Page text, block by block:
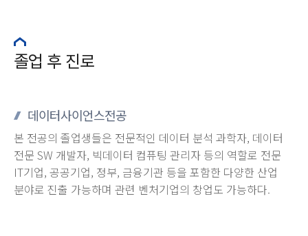
졸업 후 진로
데이터사이언스전공
본 전공의 졸업생들은 전문적인 데이터 분석 과학자, 데이터
전문 SW 개발자, 빅데이터 컴퓨팅 관리자 등의 역할로 전문
IT기업, 공공기업, 정부, 금융기관 등을 포함한 다양한 산업
분야로 진출 가능하며 관련 벤처기업의 창업도 가능하다.